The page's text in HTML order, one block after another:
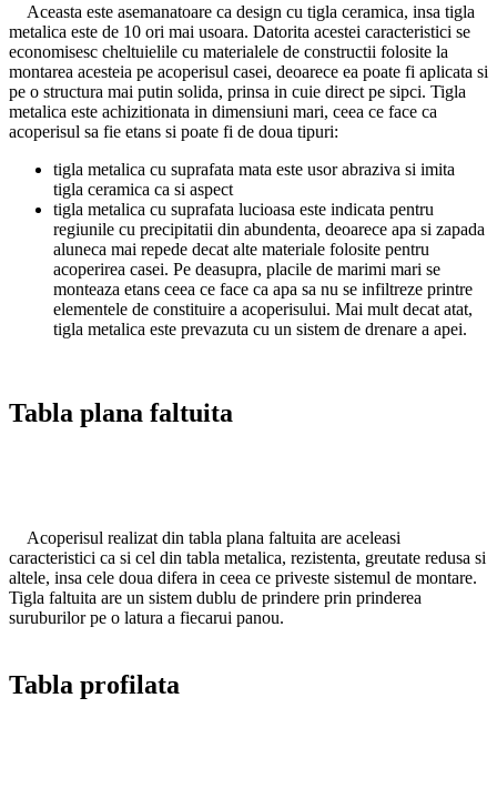
Aceasta este asemanatoare ca design cu tigla ceramica, insa tigla
metalica este de 10 ori mai usoara. Datorita acestei caracteristici se
economisesc cheltuielile cu materialele de constructii folosite la
montarea acesteia pe acoperisul casei, deoarece ea poate fi aplicata si
pe o structura mai putin solida, prinsa in cuie direct pe sipci. Tigla
metalica este achizitionata in dimensiuni mari, ceea ce face ca
acoperisul sa fie etans si poate fi de doua tipuri:
tigla metalica cu suprafata mata este usor abraziva si imita
tigla ceramica ca si aspect
tigla metalica cu suprafata lucioasa este indicata pentru
regiunile cu precipitatii din abundenta, deoarece apa si zapada
aluneca mai repede decat alte materiale folosite pentru
acoperirea casei. Pe deasupra, placile de marimi mari se
monteaza etans ceea ce face ca apa sa nu se infiltreze printre
elementele de constituire a acoperisului. Mai mult decat atat,
tigla metalica este prevazuta cu un sistem de drenare a apei.
Tabla plana faltuita
Acoperisul realizat din tabla plana faltuita are aceleasi
caracteristici ca si cel din tabla metalica, rezistenta, greutate redusa si
altele, insa cele doua difera in ceea ce priveste sistemul de montare.
Tigla faltuita are un sistem dublu de prindere prin prinderea
suruburilor pe o latura a fiecarui panou.
Tabla profilata